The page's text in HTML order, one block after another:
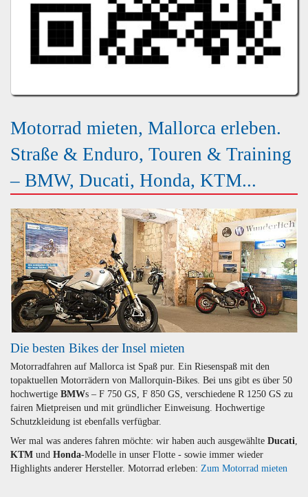
Motorrad mieten, Mallorca erleben.
Straße & Enduro, Touren & Training
– BMW, Ducati, Honda, KTM...
Die besten Bikes der Insel mieten
Motorradfahren auf Mallorca ist Spaß pur. Ein Riesenspaß mit den
topaktuellen Motorrädern von Mallorquin-Bikes. Bei uns gibt es über 50
hochwertige BMWs – F 750 GS, F 850 GS, verschiedene R 1250 GS zu
fairen Mietpreisen und mit gründlicher Einweisung. Hochwertige
Schutzkleidung ist ebenfalls verfügbar.
Wer mal was anderes fahren möchte: wir haben auch ausgewählte Ducati
KTM und Honda-Modelle in unser Flotte - sowie immer wieder
Highlights anderer Hersteller. Motorrad erleben: Zum Motorrad mieten